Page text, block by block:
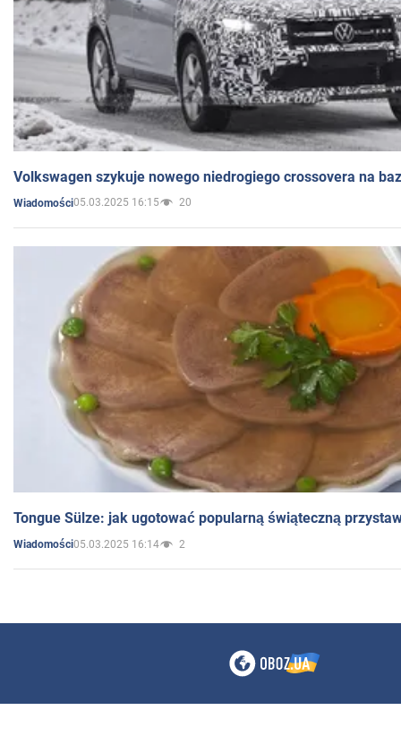
Volkswagen szykuje nowego niedrogiego crossovera na
Wiadomości05.03.2025 16:15 20
Tongue Sülze: jak ugotować popularną świąteczną
Wiadomości05.03.2025 16:14 2